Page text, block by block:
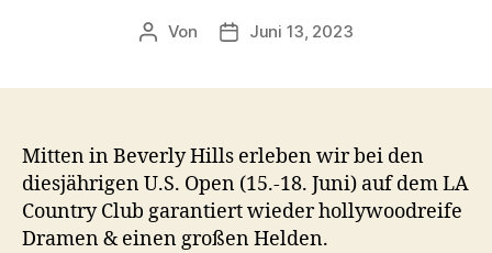
Beitragsautor
Von Veröffentlichungsdatum
Juni 13, 2023
Mitten in Beverly Hills erleben wir bei den
diesjährigen U.S. Open (15.-18. Juni) auf dem LA
Country Club garantiert wieder hollywoodreife
Dramen & einen großen Helden.